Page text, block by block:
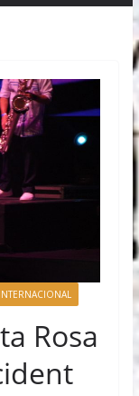
INTERNACIONAL
Rosa